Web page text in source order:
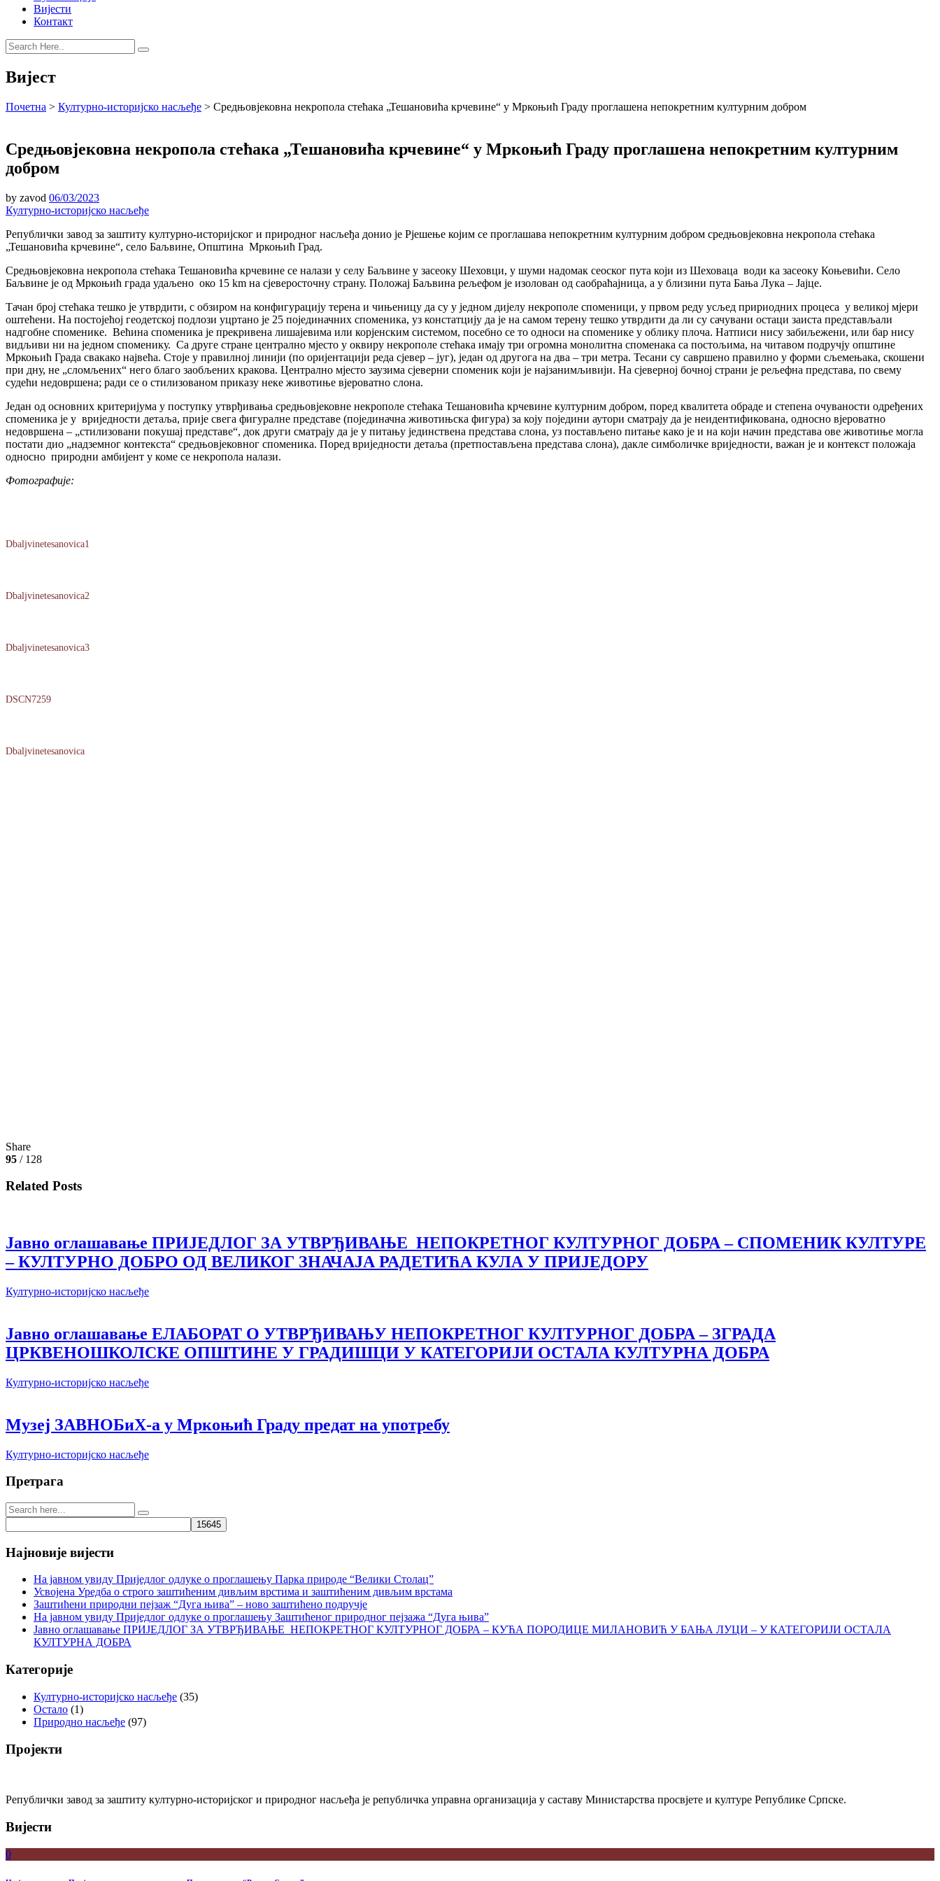
Вијести
Контакт
Вијест
Почетна > Културно-историјско насљеђе > Средњовјековна некропола стећака „Тешановића крчевине“ у Мркоњић Граду проглашена непокретним културним добром
Средњовјековна некропола стећака „Тешановића крчевине“ у Мркоњић Граду проглашена непокретним културним
добром
by zavod 06/03/2023
Културно-историјско насљеђе
Републички завод за заштиту културно-историјског и природног насљеђа донио је Рјешење којим се проглашава непокретним културним добром средњовјековна некропола стећака
„Тешановића крчевине“, село Баљвине, Општина Мркоњић Град.
Средњовјековна некропола стећака Тешановића крчевине се налази у селу Баљвине у засеоку Шеховци, у шуми надомак сеоског пута који из Шеховаца води ка засеоку Коњевићи. Село
Баљвине је од Мркоњић града удаљено око 15 km на сјеверосточну страну. Положај Баљвина рељефом је изолован од саобраћајница, а у близини пута Бања Лука – Јајце.
Тачан број стећака тешко је утврдити, с обзиром на конфигурацију терена и чињеницу да су у једном дијелу некрополе споменици, у првом реду усљед пририодних процеса у великој мјери
оштећени. На постојећој геодетској подлози уцртано је 25 појединачних споменика, уз констатцију да је на самом терену тешко утврдити да ли су сачувани остаци заиста представљали
надгобне споменике. Већина споменика је прекривена лишајевима или корјенским системом, посебно се то односи на споменике у облику плоча. Натписи нису забиљежени, или бар нису
видљиви ни на једном споменику. Са друге стране централно мјесто у оквиру некрополе стећака имају три огромна монолитна споменака са постољима, на читавом подручју општине
Мркоњић Града свакако највећа. Стоје у правилној линији (по оријентацији реда сјевер – југ), један од другога на два – три метра. Тесани су савршено правилно у форми сљемењака, скошени
при дну, не „сломљених“ него благо заобљених кракова. Централно мјесто заузима сјеверни споменик који је најзанимљивији. На сјеверној бочној страни је рељефна представа, по свему
судећи недовршена; ради се о стилизованом приказу неке животиње вјероватно слона.
Један од основних критеријума у поступку утврђивања средњовјековне некрополе стећака Тешановића крчевине културним добром, поред квалитета обраде и степена очуваности одређених
споменика је у вриједности детаља, прије свега фигуралне представе (појединачна животињска фигура) за коју поједини аутори сматрају да је неидентификована, односно вјероватно
недовршена – „стилизовани покушај представе“, док други сматрају да је у питању јединствена представа слона, уз постављено питање како је и на који начин представа ове животиње могла
постати дио „надземног контекста“ средњовјековног споменика. Поред вриједности детаља (претпостављена представа слона), дакле симболичке вриједности, важан је и контекст положаја
односно природни амбијент у коме се некропола налази.
Фотографије:
Dbaljvinetesanovica1
Dbaljvinetesanovica2
Dbaljvinetesanovica3
DSCN7259
Dbaljvinetesanovica
Share
95 / 128
Related Posts
Јавно оглашавање ПРИЈЕДЛОГ ЗА УТВРЂИВАЊЕ НЕПОКРЕТНОГ КУЛТУРНОГ ДОБРА – СПОМЕНИК КУЛТУРЕ
– КУЛТУРНО ДОБРО ОД ВЕЛИКОГ ЗНАЧАЈА РАДЕТИЋА КУЛА У ПРИЈЕДОРУ
Културно-историјско насљеђе
Јавно оглашавање ЕЛАБОРАТ О УТВРЂИВАЊУ НЕПОКРЕТНОГ КУЛТУРНОГ ДОБРА – ЗГРАДА
ЦРКВЕНОШКОЛСКЕ ОПШТИНЕ У ГРАДИШЦИ У КАТЕГОРИЈИ ОСТАЛА КУЛТУРНА ДОБРА
Културно-историјско насљеђе
Музеј ЗАВНОБиХ-а у Мркоњић Граду предат на употребу
Културно-историјско насљеђе
Претрага
Најновије вијести
На јавном увиду Приједлог oдлуке о проглашењу Парка природе “Велики Столац”
Усвојена Уредба о строго заштићеним дивљим врстима и заштићеним дивљим врстама
Заштићени природни пејзаж “Дуга њива” – ново заштићено подручје
На јавном увиду Приједлог oдлуке о проглашењу Заштићеног природног пејзажа “Дуга њива”
Јавно оглашавање ПРИЈЕДЛОГ ЗА УТВРЂИВАЊЕ НЕПОКРЕТНОГ КУЛТУРНОГ ДОБРА – КУЋА ПОРОДИЦЕ МИЛАНОВИЋ У БАЊА ЛУЦИ – У КАТЕГОРИЈИ ОСТАЛА
КУЛТУРНА ДОБРА
Категорије
Културно-историјско насљеђе (35)
Остало (1)
Природно насљеђе (97)
Пројекти
Републички завод за заштиту културно-историјског и природног насљеђа је републичка управна организација у саставу Министарства просвјете и културе Републике Српске.
Вијести
0